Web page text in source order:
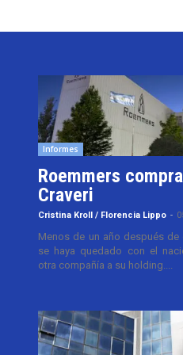
Informes
Roemmers
Craveri
Cristina Kroll / Florencia Lippo -
Menos de un año después
se haya quedado con el
otra compañía a su holding....